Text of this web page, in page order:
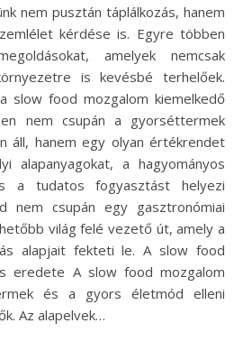
kérdése is. Egyre többen
amelyek nemcsak
is kevésbé terhelőek.
slow food mozgalom kiemelkedő
nem csupán a gyorséttermek
áll, hanem egy olyan értékrendet
alapanyagokat, a hagyományos
a tudatos fogyasztást helyezi
nem csupán egy gasztronómiai
világ felé vezető út, amely a
alapjait fekteti le. A slow food
eredete A slow food mozgalom
és a gyors életmód elleni
Az alapelvek…